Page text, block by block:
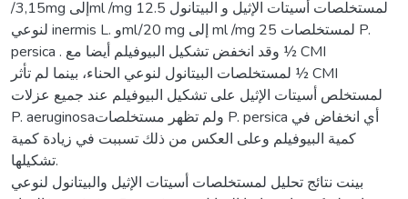
/3,15mg إلىml /mg 12.5 لمستخلصات أسيتات الإثيل و البيتانول
لنوعي inermis L. وml/20 mg إلى ml /mg 25 لمستخلصات P.
persica . وقد انخفض تشكيل البيوفيلم أيضا مع ½ CMI
لمستخلصات البيتانول لنوعي الحناء، بينما لم تأثر ½ CMI
لمستخلص أسيتات الإثيل على تشكيل البيوفيلم عند جميع عزلات
P. aeruginosaولم تظهر مستخلصات P. persica أي انخفاض في
كمية البيوفيلم وعلى العكس من ذلك تسببت في زيادة كمية
تشكيلها.
بينت نتائج تحليل لمستخلصات أسيتات الإثيل والبيتانول لنوعي